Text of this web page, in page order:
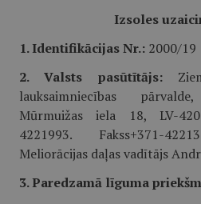
Izsoles
1. Identifikācijas Nr.: 2000/19
2. Valsts pasūtītājs:
lauksaimniecības
Mūrmuižas iela 18, LV-
4221993. Fakss+371-
Meliorācijas daļas vadītājs
3. Paredzamā līguma